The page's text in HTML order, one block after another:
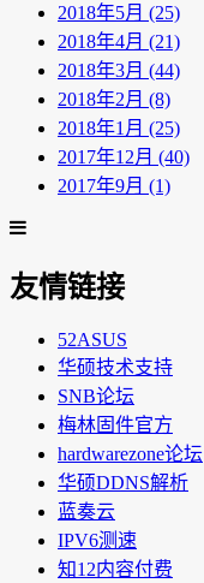
2018年5月 (25)
2018年4月 (21)
2018年3月 (44)
2018年2月 (8)
2018年1月 (25)
2017年12月 (40)
2017年9月 (1)
友情链接
52ASUS
华硕技术支持
SNB论坛
梅林固件官方
hardwarezone论坛
华硕DDNS解析
蓝奏云
IPV6测速
知12内容付费